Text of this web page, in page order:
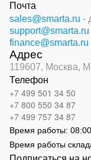
Почта
sales@smarta.ru -
support@smarta.ru
finance@smarta.ru
Адрес
119607, Москва,
Телефон
+7 499 501 34 50
+7 800 550 34 87
+7 499 757 34 87
Время работы:
Время работы